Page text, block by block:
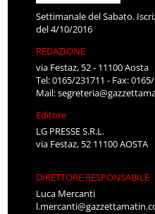
Settimanale del Sabato.
del 4/10/2016
REDAZIONE
via Festaz, 52 - 11100 Aosta
Tel: 0165/231711 - Fax:
Mail:
Editore
LG PRESSE S.R.L.
via Festaz, 52 11100 AOSTA
DIRETTORE RESPONSABILE
Luca Mercanti